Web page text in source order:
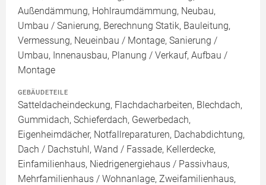
Außendämmung, Hohlraumdämmung, Neubau,
Umbau / Sanierung, Berechnung Statik, Bauleitung,
Vermessung, Neueinbau / Montage, Sanierung /
Umbau, Innenausbau, Planung / Verkauf, Aufbau /
Montage
GEBÄUDETEILE
Satteldacheindeckung, Flachdacharbeiten, Blechdach,
Gummidach, Schieferdach, Gewerbedach,
Eigenheimdächer, Notfallreparaturen, Dachabdichtung,
Dach / Dachstuhl, Wand / Fassade, Kellerdecke,
Einfamilienhaus, Niedrigenergiehaus / Passivhaus,
Mehrfamilienhaus / Wohnanlage, Zweifamilienhaus,